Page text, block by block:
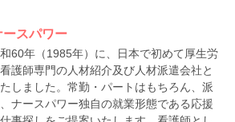
スパワー
和60年（1985年）に、日本で初めて厚生労
護師専門の人材紹介及び人材派遣会社と
しました。常勤・パートはもちろん、派
ナースパワー独自の就業形態である応援